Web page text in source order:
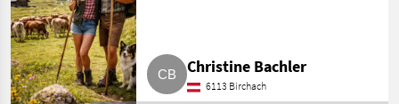
Christine Bachler
6113 Birchach